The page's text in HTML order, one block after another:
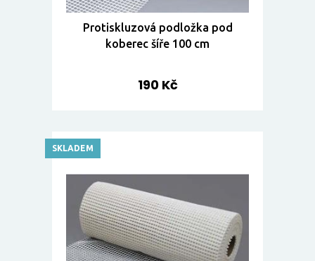
Protiskluzová podložka pod
koberec šíře 100 cm
190 Kč
SKLADEM